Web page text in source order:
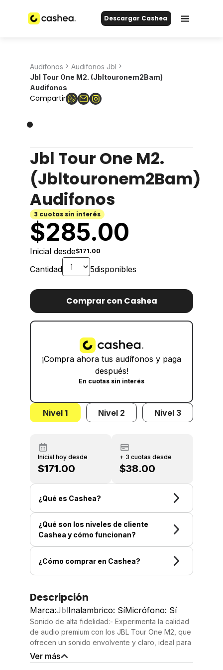
Descargar Cashea
Audifonos
Audifonos Jbl
Jbl Tour One M2. (Jbltouronem2Bam)
Audifonos
Compartir
Jbl Tour One M2.
(Jbltouronem2Bam)
Audifonos
3 cuotas sin interés
$285.00
Inicial desde$171.00
Cantidad 5disponibles
Comprar con Cashea
¡Compra ahora tus audífonos y paga
después!
En cuotas sin interés
Nivel 1 Nivel 2 Nivel 3
Inicial hoy desde
$171.00
+ 3 cuotas desde
$38.00
¿Qué es Cashea?
¿Qué son los niveles de cliente
Cashea y cómo funcionan?
¿Cómo comprar en Cashea?
Descripción
Marca:JblInalambrico: SíMicrófono: Sí
Sonido de alta fidelidad:- Experimenta la calidad
de audio premium con los JBL Tour One M2, que
ofrecen un sonido envolvente y claro, ideal para
cualquier tipo de música.
Cancelación activa de ruido:- Disfruta de una
Ver más